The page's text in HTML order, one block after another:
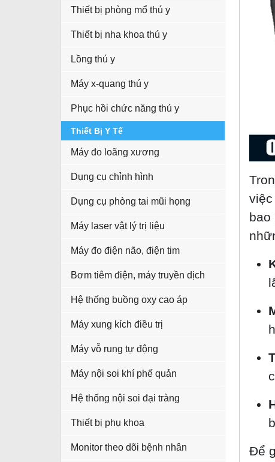
Thiết bị phòng mổ thú y
Thiết bị nha khoa thú y
Lồng thú y
Máy x-quang thú y
Phục hồi chức năng thú y
Thiết Bị Y Tế
Máy đo loãng xương
Dụng cụ chỉnh hình
Dụng cụ phòng tai mũi họng
Máy laser vật lý trị liệu
Máy đo điện não, điện tim
Bơm tiêm điện, máy truyền dịch
Hệ thống buồng oxy cao áp
Máy xung kích điều trị
Máy vỗ rung tự động
Máy nội soi khí phế quản
Hệ thống nội soi đại tràng
Thiết bị phụ khoa
Monitor theo dõi bệnh nhân
bao
Để